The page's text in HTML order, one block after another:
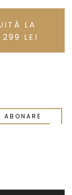
LA
LEI
ABONARE